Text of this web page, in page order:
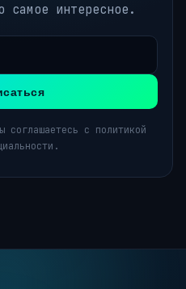
самое интересное.
соглашаетесь с политикой